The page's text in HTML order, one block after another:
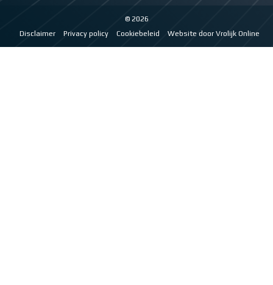
© 2026
Disclaimer
Privacy policy Cookiebeleid Website door Vrolijk Online